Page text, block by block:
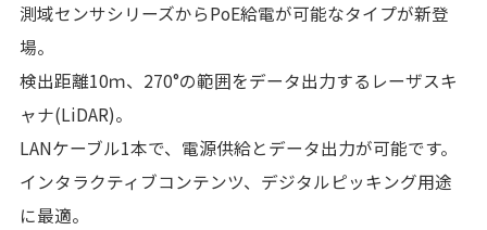
測域センサシリーズからPoE給電が可能なタイプが新登
場。
検出距離10ｍ、270°の範囲をデータ出力するレーザスキ
ャナ(LiDAR)。
LANケーブル1本で、電源供給とデータ出力が可能です。
インタラクティブコンテンツ、デジタルピッキング用途
に最適。